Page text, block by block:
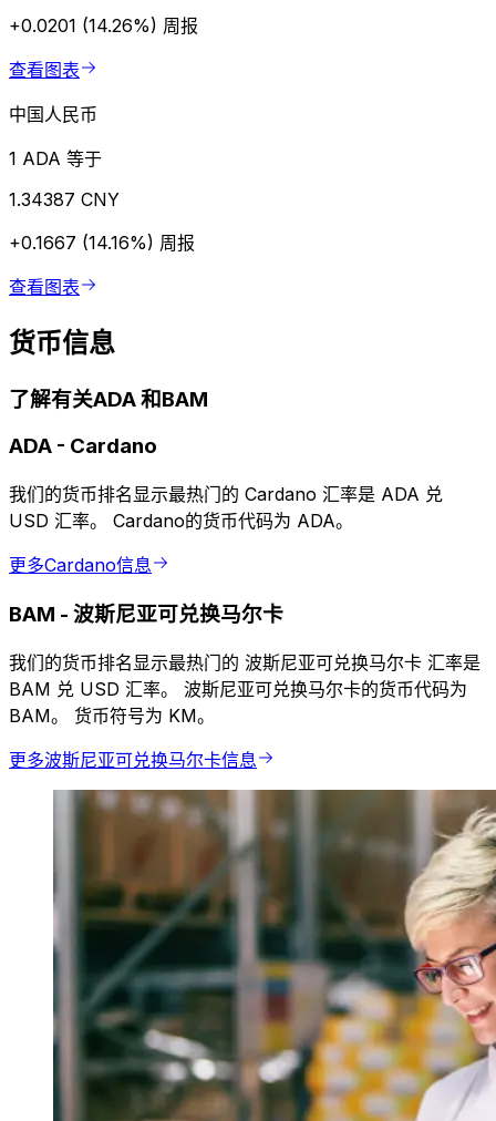
+0.0201 (14.26%) 周报
查看图表
中国人民币
1 ADA 等于
1.34387 CNY
+0.1667 (14.16%) 周报
查看图表
货币信息
了解有关ADA 和BAM
ADA - Cardano
我们的货币排名显示最热门的 Cardano 汇率是 ADA 兑
USD 汇率。 Cardano的货币代码为 ADA。
更多Cardano信息
BAM - 波斯尼亚可兑换马尔卡
我们的货币排名显示最热门的 波斯尼亚可兑换马尔卡 汇率是
BAM 兑 USD 汇率。 波斯尼亚可兑换马尔卡的货币代码为
BAM。 货币符号为 KM。
更多波斯尼亚可兑换马尔卡信息